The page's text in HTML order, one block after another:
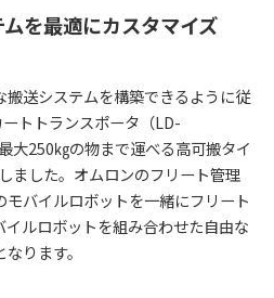
を最適にカスタマイズ
送システムを構築できるように従
トトランスポータ（LD-
大250㎏の物まで運べる高可搬タイ
ました。オムロンのフリート管理
バイルロボットを一緒にフリート
ルロボットを組み合わせた自由な
ります。